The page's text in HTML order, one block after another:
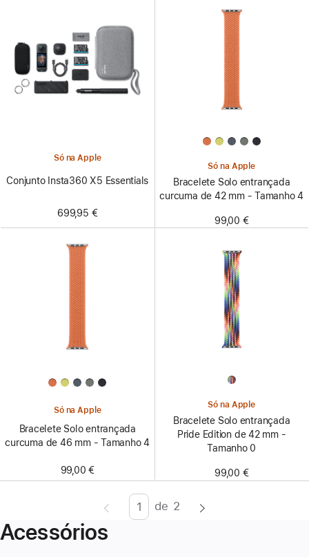
Só na Apple
Conjunto Insta360 X5 Essentials
699,95 €
Só na Apple
Bracelete Solo entrançada
curcuma de 42 mm - Tamanho 4
99,00 €
Só na Apple
Bracelete Solo entrançada
curcuma de 46 mm - Tamanho 4
99,00 €
Só na Apple
Bracelete Solo entrançada
Pride Edition de 42 mm -
Tamanho 0
99,00 €
Página
Enter
de 2
Acessórios